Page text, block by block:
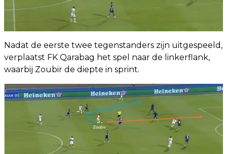
Nadat de eerste twee tegenstanders zijn uitgespeeld,
verplaatst FK Qarabag het spel naar de linkerflank,
waarbij Zoubir de diepte in sprint.